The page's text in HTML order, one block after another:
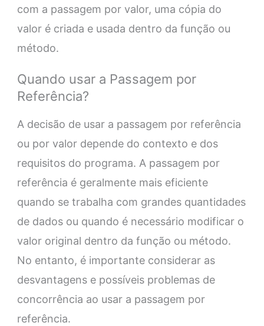
com a passagem por valor, uma cópia do
valor é criada e usada dentro da função ou
método.
Quando usar a Passagem por
Referência?
A decisão de usar a passagem por referência
ou por valor depende do contexto e dos
requisitos do programa. A passagem por
referência é geralmente mais eficiente
quando se trabalha com grandes quantidades
de dados ou quando é necessário modificar o
valor original dentro da função ou método.
No entanto, é importante considerar as
desvantagens e possíveis problemas de
concorrência ao usar a passagem por
referência.